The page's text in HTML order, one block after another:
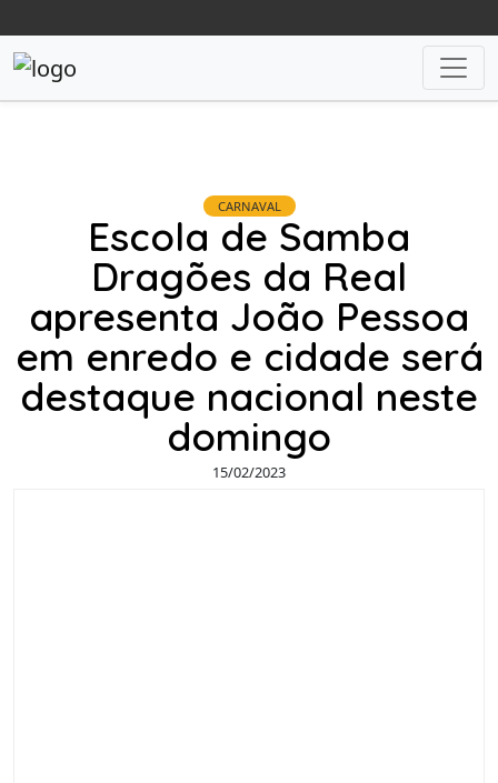
CARNAVAL
Escola de Samba
Dragões da Real
apresenta João Pessoa
em enredo e cidade será
destaque nacional neste
domingo
15/02/2023